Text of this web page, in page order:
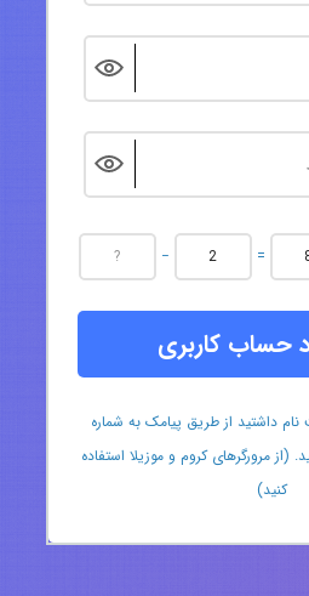
− =
حساب کاربری
داشتید از طریق پیامک به شماره
اطلاع دهید. (از مرورگرهای کروم و موزیلا استفاده
کنید)